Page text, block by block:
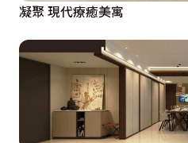
凝聚 現代療癒美寓